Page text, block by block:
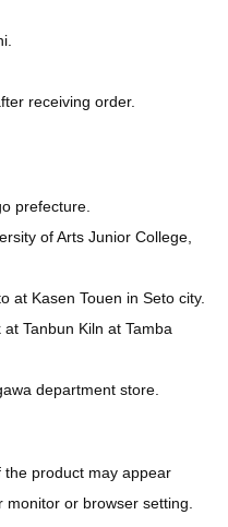
receiving order.
prefecture.
of Arts Junior College,
at Kasen Touen in Seto city.
Tanbun Kiln at Tamba
department store.
the product may appear
monitor or browser setting.